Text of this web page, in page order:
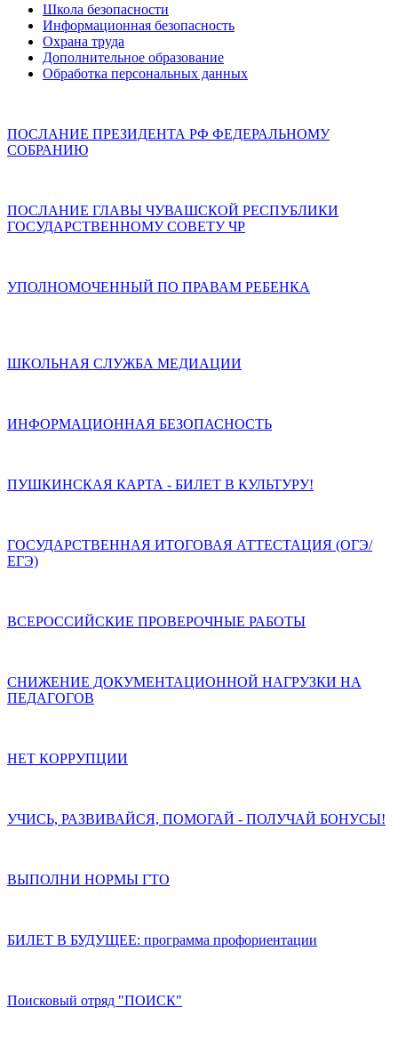
Школа безопасности
Информационная безопасность
Охрана труда
Дополнительное образование
Обработка персональных данных
ПОСЛАНИЕ ПРЕЗИДЕНТА РФ ФЕДЕРАЛЬНОМУ
СОБРАНИЮ
ПОСЛАНИЕ ГЛАВЫ ЧУВАШСКОЙ РЕСПУБЛИКИ
ГОСУДАРСТВЕННОМУ СОВЕТУ ЧР
УПОЛНОМОЧЕННЫЙ ПО ПРАВАМ РЕБЕНКА
ШКОЛЬНАЯ СЛУЖБА МЕДИАЦИИ
ИНФОРМАЦИОННАЯ БЕЗОПАСНОСТЬ
ПУШКИНСКАЯ КАРТА - БИЛЕТ В КУЛЬТУРУ!
ГОСУДАРСТВЕННАЯ ИТОГОВАЯ АТТЕСТАЦИЯ (ОГЭ/
ЕГЭ)
ВСЕРОССИЙСКИЕ ПРОВЕРОЧНЫЕ РАБОТЫ
СНИЖЕНИЕ ДОКУМЕНТАЦИОННОЙ НАГРУЗКИ НА
ПЕДАГОГОВ
НЕТ КОРРУПЦИИ
УЧИСЬ, РАЗВИВАЙСЯ, ПОМОГАЙ - ПОЛУЧАЙ БОНУСЫ!
ВЫПОЛНИ НОРМЫ ГТО
БИЛЕТ В БУДУЩЕЕ: программа профориентации
Поисковый отряд "ПОИСК"